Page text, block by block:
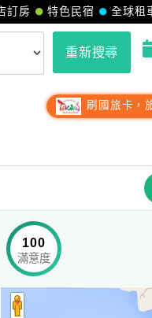
全球租
特色民宿
訂房
重新搜尋
刷國旅卡，
100
滿意度